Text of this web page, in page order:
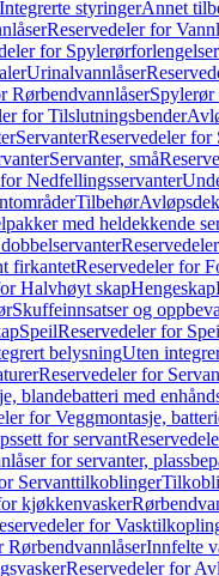
Integrerte styringerAnnet
Reservedeler for
for Spylerørforlengelser
Urinalvannlåser
RørbendvannlåserSpylerør
for Tilslutningsbender
ServanterReservedeler for
Servanter, små
Nedfellingsservanter
Tilbehør
med heldekkende
firkantetReservedeler for
Halvhøyt skapHengeskap
Skuffeinnsatser og
SpeilReservedeler for
belysningUten
Reservedeler for
blandebatteri med
for Veggmontasje,
for servant
for servanter,
Servanttilkoblinger
kjøkkenvasker
for
RørbendvannlåserInnfelte
Reservedeler for